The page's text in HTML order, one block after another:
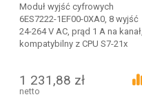
Moduł wyjść cyfrowych
6ES7222-1EF00-0XA0, 8 wyjść
24-264 V AC, prąd 1 A na kanał,
kompatybilny z CPU S7-21x
1 231,88 zł
netto